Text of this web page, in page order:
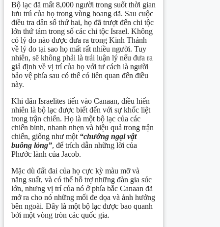
Bộ lạc đã mất 8,000 người trong suốt thời gian
lưu trú của họ trong vùng hoang dã. Sau cuộc
điều tra dân số thứ hai, họ đã trượt đến chi tộc
lớn thứ tám trong số các chi tộc Israel. Không
có lý do nào được đưa ra trong Kinh Thánh
về lý do tại sao họ mất rất nhiều người. Tuy
nhiên, sẽ không phải là trái luận lý nếu đưa ra
giả định về vị trí của họ với tư cách là người
bảo vệ phía sau có thể có liên quan đến điều
này.
Khi dân Israelites tiến vào Canaan, điều hiển
nhiên là bộ lạc được biết đến với sự khốc liệt
trong trận chiến. Họ là một bộ lạc của các
chiến binh, nhanh nhẹn và hiệu quả trong trận
chiến, giống như một “chướng ngại vật
buông lỏng”, để trích dẫn những lời của
Phước lành của Jacob.
Mặc dù đất đai của họ cực kỳ màu mỡ và
năng suất, và có thể hỗ trợ những đàn gia súc
lớn, nhưng vị trí của nó ở phía bắc Canaan đã
mở ra cho nó những mối đe dọa và ảnh hưởng
bên ngoài. Đây là một bộ lạc được bao quanh
bởi một vòng tròn các quốc gia.